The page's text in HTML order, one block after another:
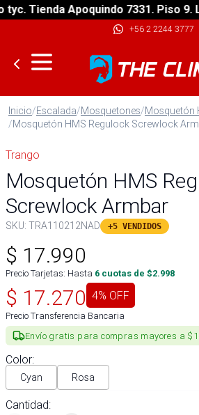
Tienda Apoquindo 7331. Piso 9.
+56 2 2244 3777
Inicio/Escalada/Mosquetones/Mosquetón
/Mosquetón HMS Regulock Screwlock
Trango
Mosquetón HMS
Screwlock Armbar
SKU: TRA110212NAD +5 VENDIDOS
$ 17.990
Precio Tarjetas: Hasta 6 cuotas de $2.998
$ 17.270 4% OFF
Precio Transferencia Bancaria
Envío gratis para compras mayores a
Color:
Cyan Rosa
Cantidad: